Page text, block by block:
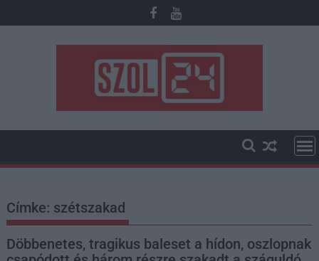
to
Címke: szétszakad
Döbbenetes, tragikus baleset a hídon, oszlopnak